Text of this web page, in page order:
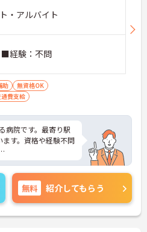
・アルバイト
経験：不問
助
無資格OK
費支給
病院です。最寄り駅
す。資格や経験不問
で、ご自身の生活
囲で働いていただ
ポイントなど、さら
無料 紹介してもらう